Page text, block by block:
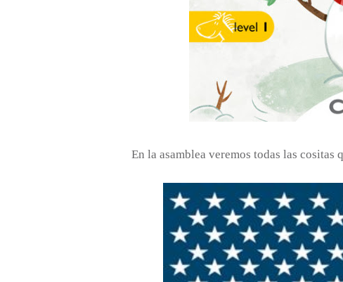
En la asamblea veremos todas las cositas